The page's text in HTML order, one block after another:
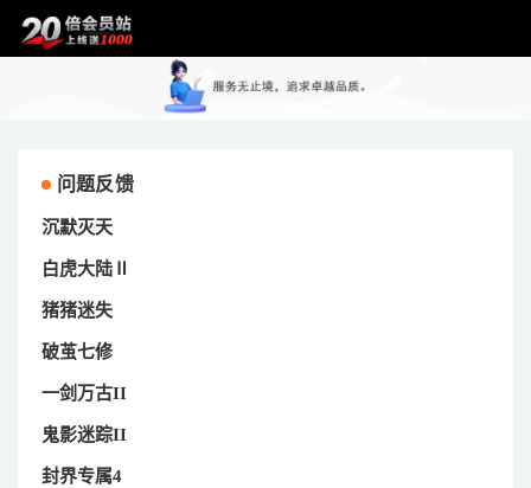
问题反馈
沉默灭天
白虎大陆Ⅱ
猪猪迷失
破茧七修
一剑万古II
鬼影迷踪II
封界专属4